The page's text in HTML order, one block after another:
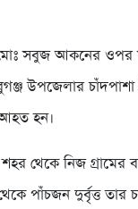
সবুজ আকনের ওপর
উপজেলার
হন।
থেকে নিজ গ্রামের
পাঁচজন দুর্বৃত্ত